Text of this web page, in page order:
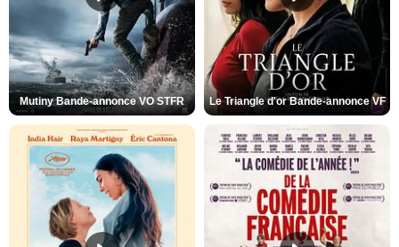
Mutiny Bande-annonce VO STFR Le Triangle d'or Bande-annonce VF